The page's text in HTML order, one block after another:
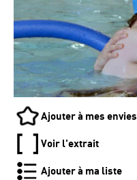
Ajouter à mes envies
Voir l'extrait
Ajouter à ma liste